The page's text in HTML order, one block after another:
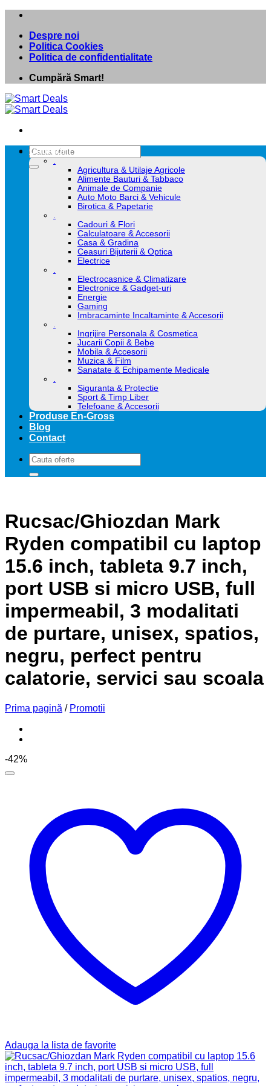
Skip
contentDespre noi
Politica Cookies
Politica de confidentialitate
Cumpără Smart!
Caută
după:
Categorii
.
Agricultura & Utilaje Agricole
Alimente Bauturi & Tabbaco
Animale de Companie
Auto Moto Barci & Vehicule
Birotica & Papetarie
.
Cadouri & Flori
Calculatoare & Accesorii
Casa & Gradina
Ceasuri Bijuterii & Optica
Electrice
.
Electrocasnice & Climatizare
Electronice & Gadget-uri
Energie
Gaming
Imbracaminte Incaltaminte & Accesorii
.
Ingrijire Personala & Cosmetica
Jucarii Copii & Bebe
Mobila & Accesorii
Muzica & Film
Sanatate & Echipamente Medicale
.
Siguranta & Protectie
Sport & Timp Liber
Telefoane & Accesorii
Produse En-Gross
Blog
Contact
Caută
după:
Rucsac/Ghiozdan Mark
Ryden compatibil cu laptop
15.6 inch, tableta 9.7 inch,
port USB si micro USB, full
impermeabil, 3 modalitati
de purtare, unisex, spatios,
negru, perfect pentru
calatorie, servici sau scoala
Prima pagină / Promotii
-42%
Adauga la lista de favorite